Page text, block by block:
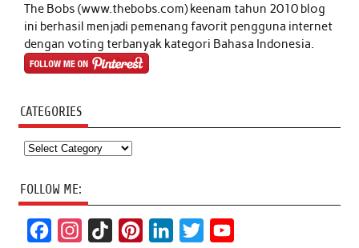
The Bobs (www.thebobs.com) keenam tahun 2010 blog
ini berhasil menjadi pemenang favorit pengguna internet
dengan voting terbanyak kategori Bahasa Indonesia.
CATEGORIES
Categories
FOLLOW ME: